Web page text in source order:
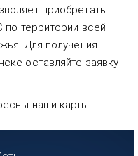
приобретать
территории всей
Для получения
оставляйте заявку
наши карты: